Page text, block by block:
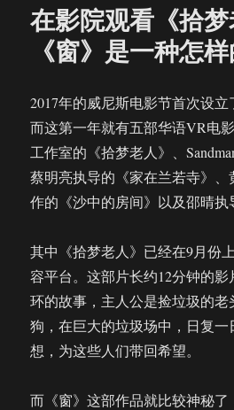
在影院观看《拾
《窗》是一种怎
2017年的威尼斯电影节首次设立
而这第一年就有五部华语VR电
工作室的《拾梦老人》、
蔡明亮执导的《家在兰若寺》
作的《沙中的房间》以及邵晴执
其中《拾梦老人》已经在9月份
容平台。这部片长约12分钟的
环的故事，主人公是捡垃圾的
狗，在巨大的垃圾场中，日复
想，为这些人们带回希望。
而《窗》这部作品就比较神秘